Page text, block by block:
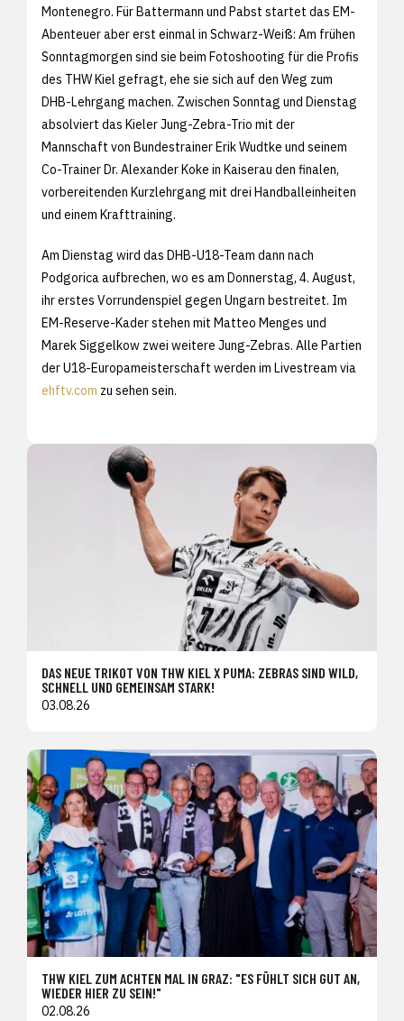
Montenegro. Für Battermann und Pabst startet das EM-
Abenteuer aber erst einmal in Schwarz-Weiß: Am frühen
Sonntagmorgen sind sie beim Fotoshooting für die Profis
des THW Kiel gefragt, ehe sie sich auf den Weg zum
DHB-Lehrgang machen. Zwischen Sonntag und Dienstag
absolviert das Kieler Jung-Zebra-Trio mit der
Mannschaft von Bundestrainer Erik Wudtke und seinem
Co-Trainer Dr. Alexander Koke in Kaiserau den finalen,
vorbereitenden Kurzlehrgang mit drei Handballeinheiten
und einem Krafttraining.
Am Dienstag wird das DHB-U18-Team dann nach
Podgorica aufbrechen, wo es am Donnerstag, 4. August,
ihr erstes Vorrundenspiel gegen Ungarn bestreitet. Im
EM-Reserve-Kader stehen mit Matteo Menges und
Marek Siggelkow zwei weitere Jung-Zebras. Alle Partien
der U18-Europameisterschaft werden im Livestream via
ehftv.com zu sehen sein.
DAS NEUE TRIKOT VON THW KIEL X PUMA: ZEBRAS SIND WILD,
SCHNELL UND GEMEINSAM STARK!
03.08.26
THW KIEL ZUM ACHTEN MAL IN GRAZ: "ES FÜHLT SICH GUT AN,
WIEDER HIER ZU SEIN!"
02.08.26